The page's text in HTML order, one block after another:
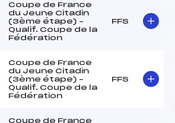
Coupe de France
du Jeune Citadin
(3ème étape) –
Qualif. Coupe de la
Fédération
FFS
Coupe de France
du Jeune Citadin
(3ème étape) –
Qualif. Coupe de la
Fédération
FFS
Coupe de France